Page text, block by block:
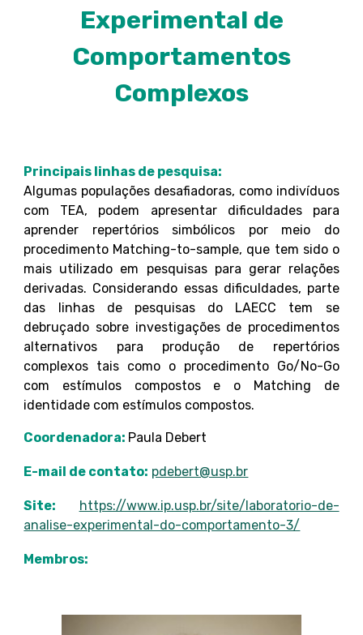
Experimental de
Comportamentos
Complexos
Principais linhas de pesquisa:
Algumas populações desafiadoras, como indivíduos
com TEA, podem apresentar dificuldades para
aprender repertórios simbólicos por meio do
procedimento Matching-to-sample, que tem sido o
mais utilizado em pesquisas para gerar relações
derivadas. Considerando essas dificuldades, parte
das linhas de pesquisas do LAECC tem se
debruçado sobre investigações de procedimentos
alternativos para produção de repertórios
complexos tais como o procedimento Go/No-Go
com estímulos compostos e o Matching de
identidade com estímulos compostos.
Coordenadora: Paula Debert
E-mail de contato: pdebert@usp.br
Site:
https://www.ip.usp.br/site/laboratorio-de-
analise-experimental-do-comportamento-3/
Membros: